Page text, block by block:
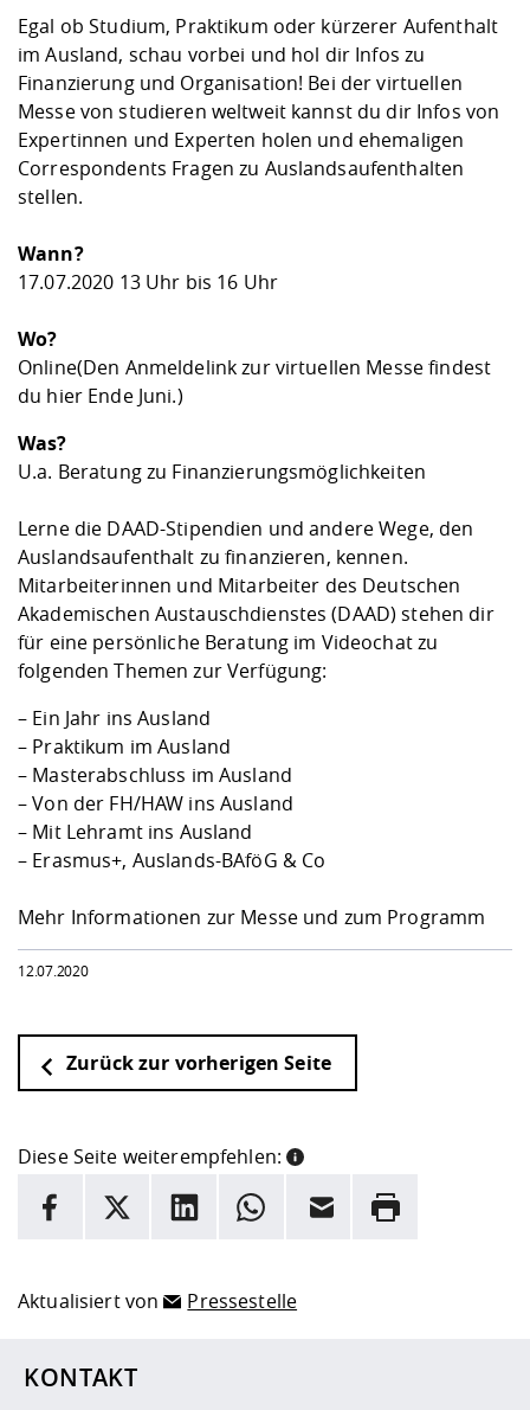
Vorbereitung
Checkliste zum
Studien- und
Fremdsprachen
Studieren in
Lebenslagen
Career Service
Lehren,
Weiterbilden im
Formulare und
FIS -
Prototyping und
Gründung und
Kontakt &
Klimaschutz &
Gremien und
Informatik/
Landbau/
Maschinenbau
Angebote für Unternehmen
Kontakt und Anfahrt
Qualitätssicherung
Egal ob Studium, Praktikum oder kürzerer Aufenthalt
im Ausland, schau vorbei und hol dir Infos zu
Finanzierung und Organisation! Bei der virtuellen
Messe von studieren weltweit kannst du dir Infos von
Expertinnen und Experten holen und ehemaligen
Correspondents Fragen zu Auslandsaufenthalten
stellen.
Wann?
17.07.2020 13 Uhr bis 16 Uhr
Wo?
Online(Den Anmeldelink zur virtuellen Messe findest
du hierEnde Juni.)
Was?
U.a. Beratung zu Finanzierungsmöglichkeiten
Lerne die DAAD-Stipendien und andere Wege, den
Auslandsaufenthalt zu finanzieren, kennen.
Mitarbeiterinnen und Mitarbeiter des Deutschen
Akademischen Austauschdienstes (DAAD) stehen dir
für eine persönliche Beratung im Videochat zu
folgenden Themen zur Verfügung:
– Ein Jahr ins Ausland
– Praktikum im Ausland
– Masterabschluss im Ausland
– Von der FH/HAW ins Ausland
– Mit Lehramt ins Ausland
– Erasmus+, Auslands-BAföG & Co
Mehr Informationen zur Messe und zum Programm
12.07.2020
Zurück zur vorherigen Seite
Diese Seite weiterempfehlen:
INFORMATION
Hier stehen weitere Informationen und ein Link zur
Facebook
X LinkedInWhatsappE-Mail Drucken
Aktualisiert von Pressestelle
KONTAKT